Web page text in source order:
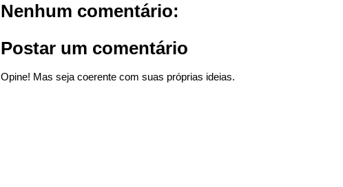
Nenhum comentário:
Postar um comentário
Opine! Mas seja coerente com suas próprias ideias.